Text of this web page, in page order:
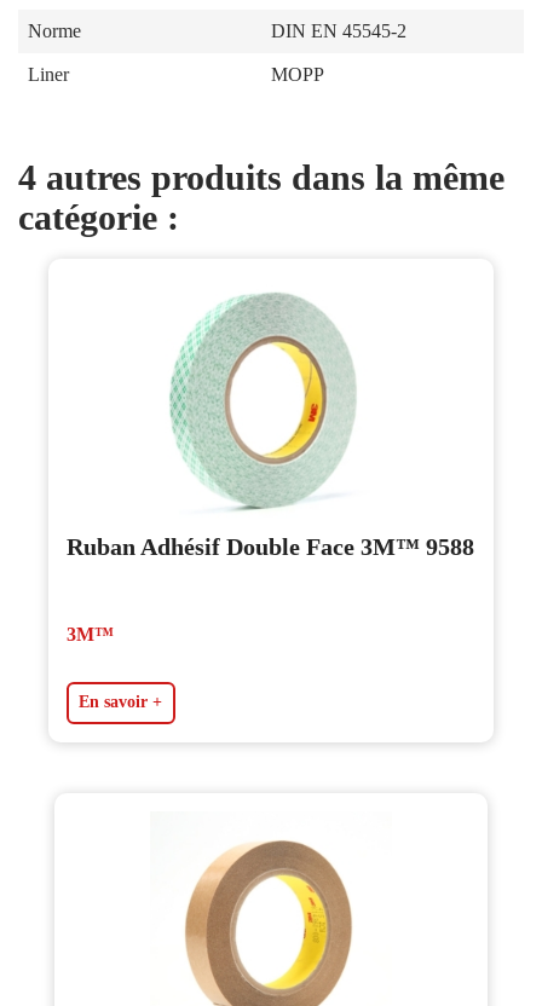
Norme DIN EN 45545-2
Liner MOPP
4 autres produits dans la même
catégorie :
Ruban Adhésif Double Face 3M™ 9588
3M™
En savoir +